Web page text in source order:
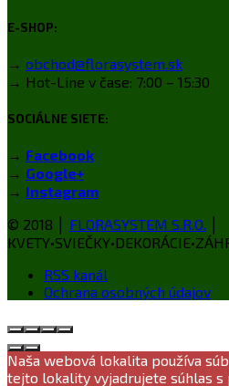
E-SHOP:
→ obchod@florasystem.sk
→ Hot-Line v čase: 7:00 – 15:30
SOCIÁLNE SIETE:
→ Facebook
→ Google+
→ Instagram
© 2018 │ FLORASYSTEM S.R.O.
RSS kanál
Ochrana osobných údajov
Naša webová lokalita používa
tejto lokality vyjadrujete súhlas s